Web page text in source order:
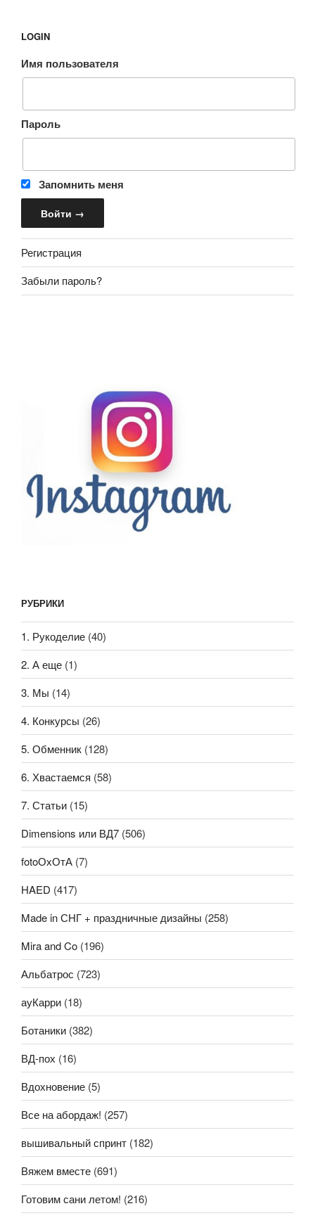
LOGIN
Имя пользователя
Пароль
Запомнить меня
Регистрация
Забыли пароль?
РУБРИКИ
1. Рукоделие (40)
2. А еще (1)
3. Мы (14)
4. Конкурсы (26)
5. Обменник (128)
6. Хвастаемся (58)
7. Статьи (15)
Dimensions или ВД7 (506)
fotoОхОтА (7)
HAED (417)
Made in СНГ + праздничные дизайны (258)
Mira and Co (196)
Альбатрос (723)
ауКарри (18)
Ботаники (382)
ВД-пох (16)
Вдохновение (5)
Все на абордаж! (257)
вышивальный спринт (182)
Вяжем вместе (691)
Готовим сани летом! (216)